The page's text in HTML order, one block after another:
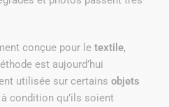
conçue pour letextile,
est aujourd’hui
utilisée sur certainsobjets
à condition qu’ils soient